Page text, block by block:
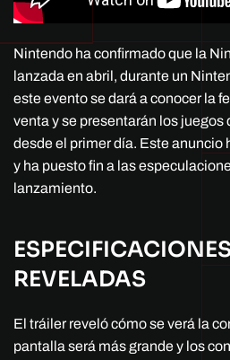
Nintendo ha confirmado que la
lanzada en abril, durante un
este evento se dará a conocer la
venta y se presentarán los
desde el primer día. Este anuncio
y ha puesto fin a las
lanzamiento.
REVELADAS
El tráiler reveló cómo se verá la
pantalla será más grande y los